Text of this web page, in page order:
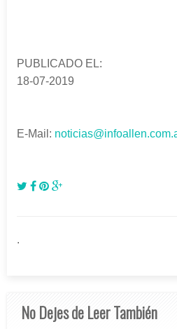
PUBLICADO EL:
18-07-2019
E-Mail:
.
No Dejes de Leer También